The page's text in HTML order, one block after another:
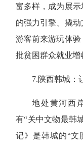
富多样，成为展
的强力引擎、撬
游客前来游玩体
批贫困群众就业增
7.陕西韩城：
地处黄河西
有“关中文物最韩
记》是韩城的“文